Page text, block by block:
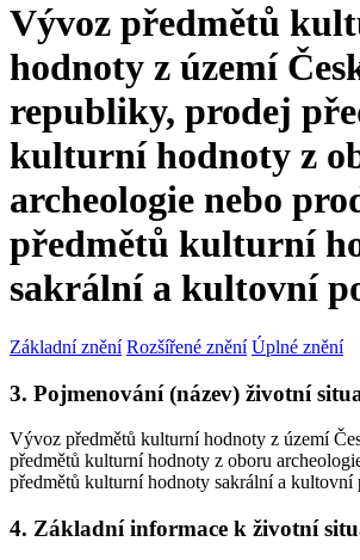
Vývoz předmětů
hodnoty z území
republiky, prodej
kulturní hodnoty z
archeologie nebo
předmětů kulturní
sakrální a kultovní
Základní znění Rozšířené znění Úplné znění
3. Pojmenování (název) životní
Vývoz předmětů kulturní hodnoty z území
předmětů kulturní hodnoty z oboru
předmětů kulturní hodnoty sakrální a kultovní
4. Základní informace k životní